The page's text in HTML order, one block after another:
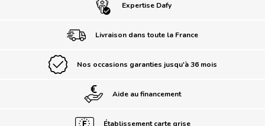
Expertise Dafy
Livraison dans toute la France
Nos occasions garanties jusqu'à 36 mois
Aide au financement
Établissement carte grise